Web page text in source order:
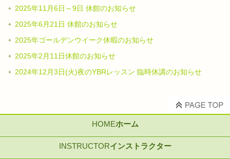
2025年11月6日～9日 休館のお知らせ
2025年6月21日 休館のお知らせ
2025年ゴールデンウイーク休暇のお知らせ
2025年2月11日休館のお知らせ
2024年12月3日(火)夜のYBRレッスン 臨時休講のお知らせ
HOMEホーム
INSTRUCTORインストラクター